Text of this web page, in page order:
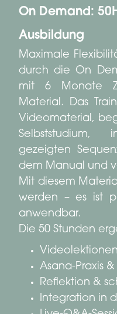
On Demand:
Ausbildung
Maximale
durch die On
mit 6 Monate
Material. Das
Videomaterial,
Selbststudium,
gezeigten
dem Manual und
Mit diesem
werden – es ist
anwendbar.
Die 50 Stunden
Videolektionen
Asana-Praxis
Reflektion &
Integration in